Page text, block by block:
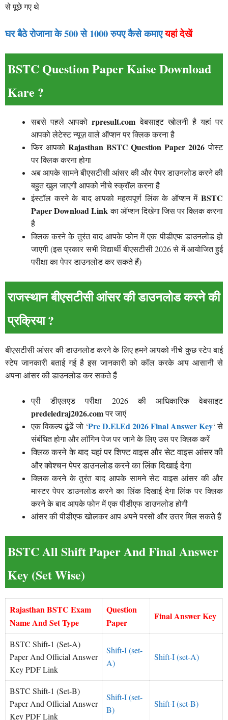
से पूछे गए थे
घर बैठे रोजाना के 500 से 1000 रुपए कैसे कमाएयहां देखें
BSTC Question Paper Kaise Download
Kare ?
सबसे पहले आपको rpresult.com वेबसाइट खोलनी है यहां पर
आपको लेटेस्ट न्यूज़ वाले ऑप्शन पर क्लिक करना है
फिर आपको Rajasthan BSTC Question Paper 2026 पोस्ट
पर क्लिक करना होगा
अब आपके सामने बीएसटीसी आंसर की और पेपर डाउनलोड करने की
बहुत खुल जाएगी आपको नीचे स्क्रॉल करना है
इंस्टॉल करने के बाद आपको महत्वपूर्ण लिंक के ऑप्शन में BSTC
Paper Download Linkका ऑप्शन दिखेगा जिस पर क्लिक करना
है
क्लिक करने के तुरंत बाद आपके फोन में एक पीडीएफ डाउनलोड हो
जाएगी (इस प्रकार सभी विद्यार्थी बीएसटीसी 2026 से में आयोजित हुई
परीक्षा का पेपर डाउनलोड कर सकते हैं)
राजस्थान बीएसटीसी आंसर की डाउनलोड करने की
प्रक्रिया ?
बीएसटीसी आंसर की डाउनलोड करने के लिए हमने आपको नीचे कुछ स्टेप बाई
स्टेप जानकारी बताई गई है इस जानकारी को कॉल करके आप आसानी से
अपना आंसर की डाउनलोड कर सकते हैं
प्री डीएलएड परीक्षा 2026 की आधिकारिक वेबसाइट
predeledraj2026.comपर जाएं
एक विकल्प ढूंढें जो ‘Pre D.El.Ed 2026 Final Answer Key‘ से
संबंधित होगा और लॉगिन पेज पर जाने के लिए उस पर क्लिक करें
क्लिक करने के बाद यहां पर शिफ्ट वाइस और सेट वाइस आंसर की
और क्वेश्चन पेपर डाउनलोड करने का लिंक दिखाई देगा
क्लिक करने के तुरंत बाद आपके सामने सेट वाइस आंसर की और
मास्टर पेपर डाउनलोड करने का लिंक दिखाई देगा लिंक पर क्लिक
करने के बाद आपके फोन में एक पीडीएफ डाउनलोड होगी
आंसर की पीडीएफ खोलकर आप अपने परसों और उत्तर मिल सकते हैं
BSTC All Shift Paper And Final Answer
Key (Set Wise)
Rajasthan BSTC Exam
Name And Set Type
Question
Paper
Final Answer Key
BSTC Shift-1 (Set-A)
Paper And Official Answer
Key PDF Link
Shift-I (set-
A)
Shift-I (set-A)
BSTC Shift-1 (Set-B)
Paper And Official Answer
Key PDF Link
Shift-I (set-
B)
Shift-I (set-B)